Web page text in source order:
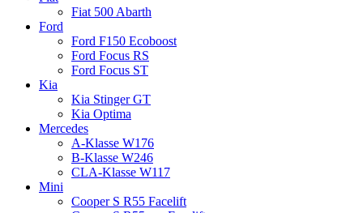
Fiat 500 Abarth
Ford
Ford F150 Ecoboost
Ford Focus RS
Ford Focus ST
Kia
Kia Stinger GT
Kia Optima
Mercedes
A-Klasse W176
B-Klasse W246
CLA-Klasse W117
Mini
Cooper S R55 Facelift